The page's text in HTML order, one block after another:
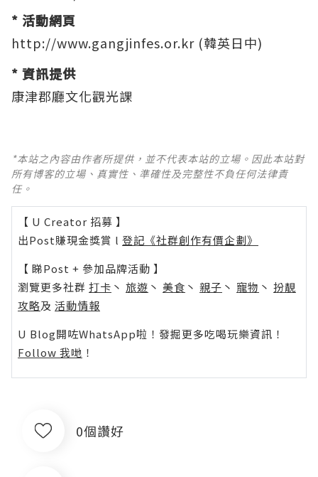
* 活動網頁
http://www.gangjinfes.or.kr (韓英日中)
* 資訊提供
康津郡廳文化觀光課
*本站之內容由作者所提供，並不代表本站的立場。因此本站對
所有博客的立場、真實性、準確性及完整性不負任何法律責
任。
【 U Creator 招募 】
出Post賺現金獎賞 l 登記《社群創作有價企劃》
【 睇Post + 參加品牌活動 】
瀏覽更多社群 打卡 丶 旅遊 丶 美食 丶 親子 丶 寵物 丶 扮靚
攻略及 活動情報
U Blog開咗WhatsApp啦！發掘更多吃喝玩樂資訊！
Follow 我哋 ！
0個讚好